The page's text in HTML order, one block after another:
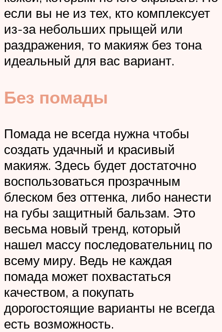
если вы не из тех, кто комплексует
из-за небольших прыщей или
раздражения, то макияж без тона
идеальный для вас вариант.
Без помады
Помада не всегда нужна чтобы
создать удачный и красивый
макияж. Здесь будет достаточно
воспользоваться прозрачным
блеском без оттенка, либо нанести
на губы защитный бальзам. Это
весьма новый тренд, который
нашел массу последовательниц по
всему миру. Ведь не каждая
помада может похвастаться
качеством, а покупать
дорогостоящие варианты не всегда
есть возможность.